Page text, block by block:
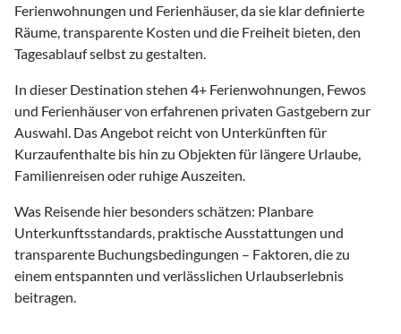
Ferienwohnungen und Ferienhäuser, da sie klar definierte
Räume, transparente Kosten und die Freiheit bieten, den
Tagesablauf selbst zu gestalten.
In dieser Destination stehen 4+ Ferienwohnungen, Fewos
und Ferienhäuser von erfahrenen privaten Gastgebern zur
Auswahl. Das Angebot reicht von Unterkünften für
Kurzaufenthalte bis hin zu Objekten für längere Urlaube,
Familienreisen oder ruhige Auszeiten.
Was Reisende hier besonders schätzen: Planbare
Unterkunftsstandards, praktische Ausstattungen und
transparente Buchungsbedingungen – Faktoren, die zu
einem entspannten und verlässlichen Urlaubserlebnis
beitragen.